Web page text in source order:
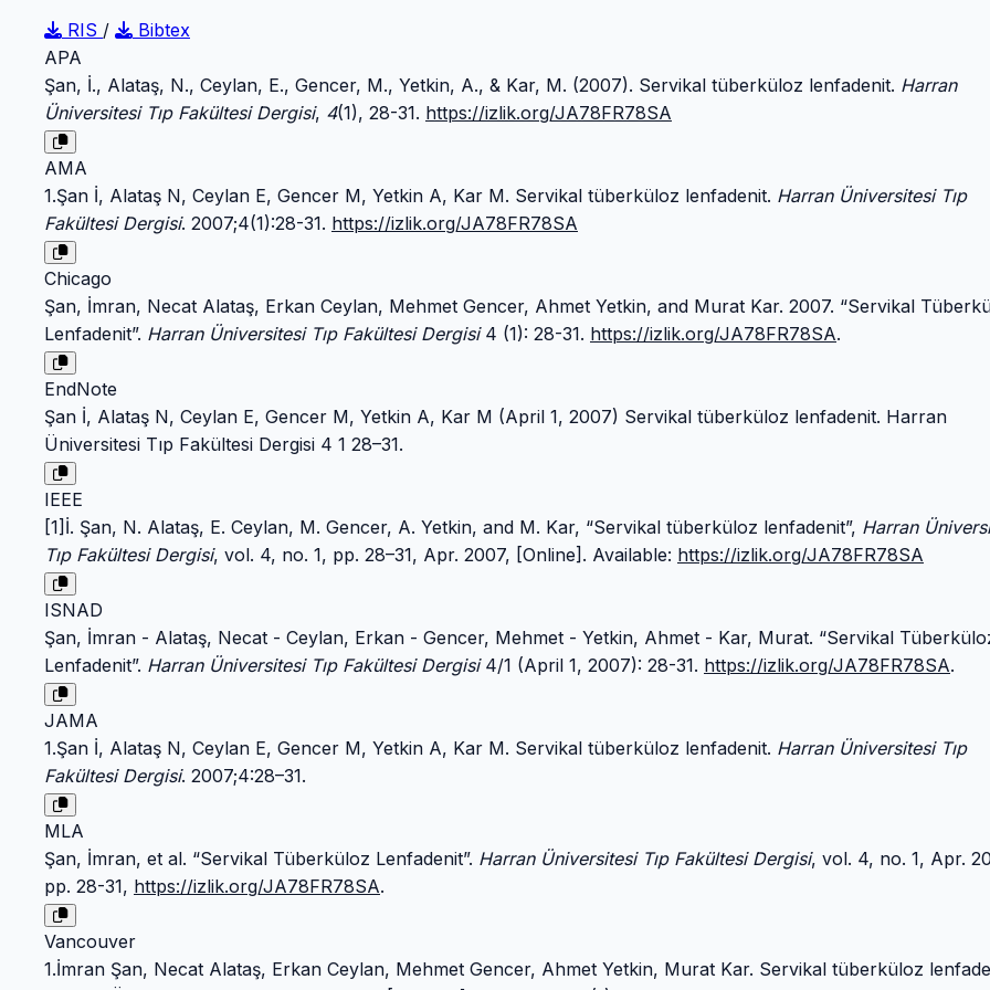
RIS /
Bibtex
APA
Şan, İ., Alataş, N., Ceylan, E., Gencer, M., Yetkin, A., & Kar, M. (2007). Servikal tüberküloz lenfadenit. Harran
Üniversitesi Tıp Fakültesi Dergisi, 4(1), 28-31. https://izlik.org/JA78FR78SA
AMA
1.Şan İ, Alataş N, Ceylan E, Gencer M, Yetkin A, Kar M. Servikal tüberküloz lenfadenit. Harran Üniversitesi Tıp
Fakültesi Dergisi. 2007;4(1):28-31. https://izlik.org/JA78FR78SA
Chicago
Şan, İmran, Necat Alataş, Erkan Ceylan, Mehmet Gencer, Ahmet Yetkin, and Murat Kar. 2007. “Servikal
Lenfadenit”. Harran Üniversitesi Tıp Fakültesi Dergisi4 (1): 28-31. https://izlik.org/JA78FR78SA.
EndNote
Şan İ, Alataş N, Ceylan E, Gencer M, Yetkin A, Kar M (April 1, 2007) Servikal tüberküloz lenfadenit. Harran
Üniversitesi Tıp Fakültesi Dergisi 4 1 28–31.
IEEE
[1]İ. Şan, N. Alataş, E. Ceylan, M. Gencer, A. Yetkin, and M. Kar, “Servikal tüberküloz lenfadenit”, Harran
Tıp Fakültesi Dergisi, vol. 4, no. 1, pp. 28–31, Apr. 2007, [Online]. Available: https://izlik.org/JA78FR78SA
ISNAD
Şan, İmran - Alataş, Necat - Ceylan, Erkan - Gencer, Mehmet - Yetkin, Ahmet - Kar, Murat. “Servikal
Lenfadenit”. Harran Üniversitesi Tıp Fakültesi Dergisi4/1 (April 1, 2007): 28-31. https://izlik.org/JA78FR78SA.
JAMA
1.Şan İ, Alataş N, Ceylan E, Gencer M, Yetkin A, Kar M. Servikal tüberküloz lenfadenit. Harran Üniversitesi Tıp
Fakültesi Dergisi. 2007;4:28–31.
MLA
Şan, İmran, et al. “Servikal Tüberküloz Lenfadenit”. Harran Üniversitesi Tıp Fakültesi Dergisi, vol. 4, no. 1, Apr.
pp. 28-31, https://izlik.org/JA78FR78SA.
Vancouver
1.İmran Şan, Necat Alataş, Erkan Ceylan, Mehmet Gencer, Ahmet Yetkin, Murat Kar. Servikal tüberküloz